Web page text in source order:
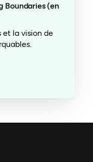
Boundaries (en
et la vision de